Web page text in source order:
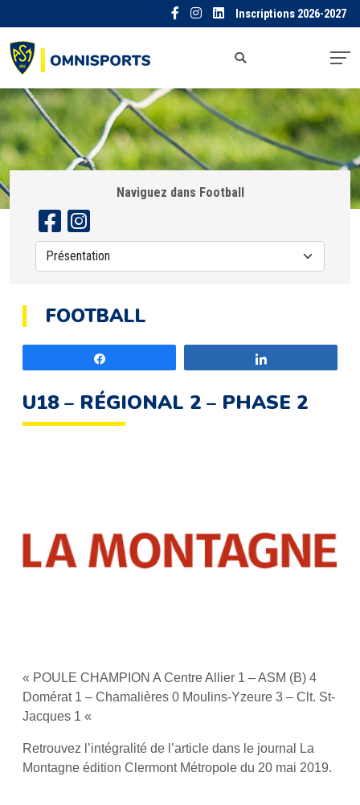
Inscriptions 2026-2027
Naviguez dans Football
FOOTBALL
U18 – RÉGIONAL 2 – PHASE 2
« POULE CHAMPION A Centre Allier 1 – ASM (B) 4
Domérat 1 – Chamalières 0 Moulins-Yzeure 3 – Clt. St-
Jacques 1 «
Retrouvez l’intégralité de l’article dans le journal La
Montagne édition Clermont Métropole du 20 mai 2019.